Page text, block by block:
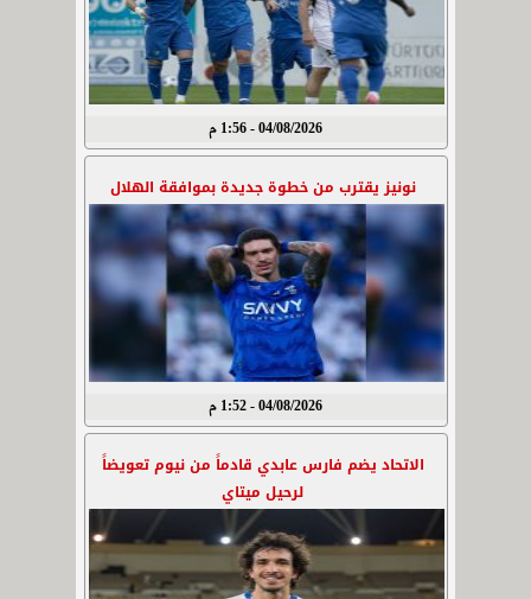
04/08/2026 - 1:56 م
نونيز يقترب من خطوة جديدة بموافقة الهلال
04/08/2026 - 1:52 م
الاتحاد يضم فارس عابدي قادماً من نيوم تعويضاً
لرحيل ميتاي